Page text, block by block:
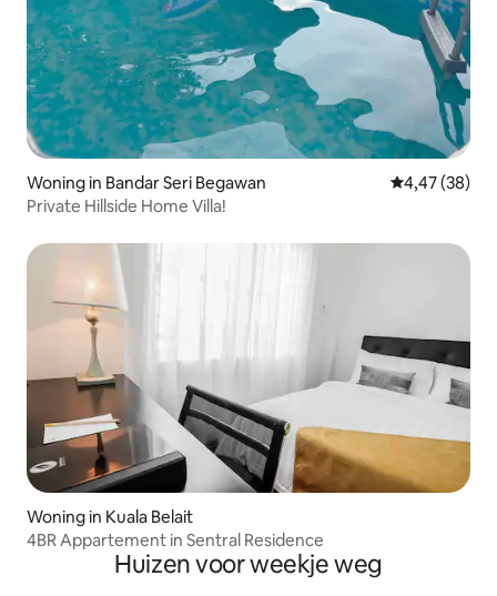
Woning in Bandar Seri Begawan Gemiddelde
4,47 (38)
Private Hillside Home Villa!
Woning in Kuala Belait
4BR Appartement in Sentral Residence
Huizen voor weekje weg